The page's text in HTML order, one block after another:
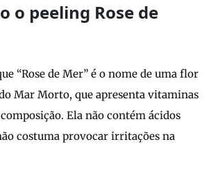
o peeling Rose de
“Rose de Mer” é o nome de uma flor
Mar Morto, que apresenta vitaminas
Ela não contém ácidos
costuma provocar irritações na